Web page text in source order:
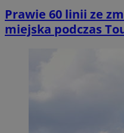
Prawie 60 linii ze
miejska podczas